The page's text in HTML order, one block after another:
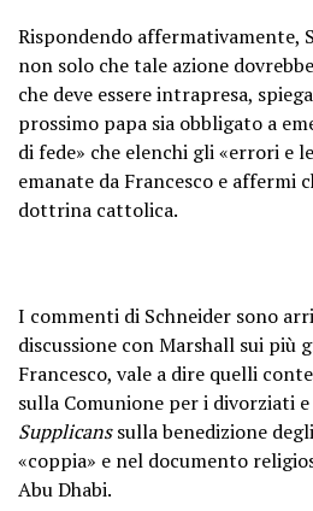
Rispondendo affermativamente,
non solo che tale azione
che deve essere intrapresa,
prossimo papa sia obbligato a
di fede» che elenchi gli «errori e
emanate da Francesco e affermi
dottrina cattolica.
I commenti di Schneider sono
discussione con Marshall sui più
Francesco, vale a dire quelli
sulla Comunione per i divorziati
Supplicanssulla benedizione
«coppia» e nel documento
Abu Dhabi.